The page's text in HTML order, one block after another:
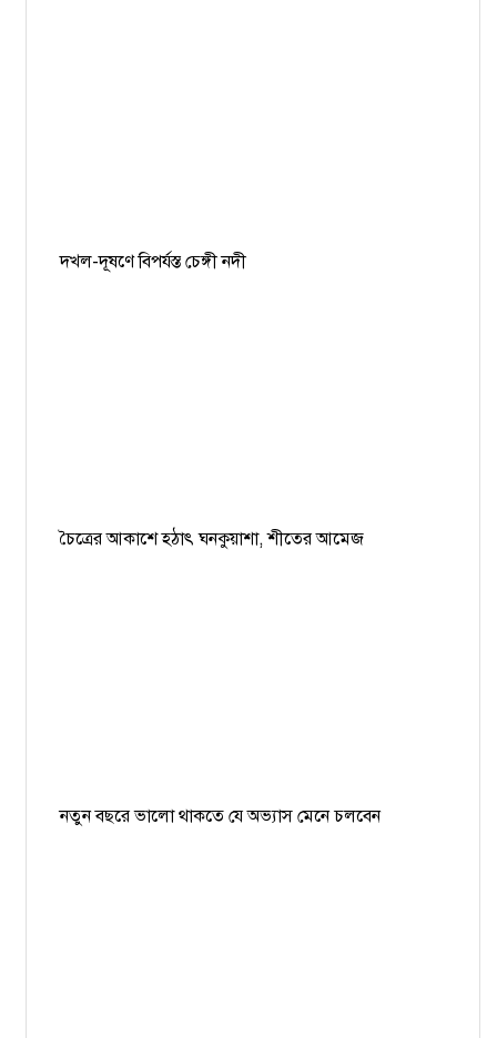
দখল-দূষণে বিপর্যস্ত চেঙ্গী নদী
চৈত্রের আকাশে হঠাৎ ঘনকুয়াশা, শীতের আমেজ
নতুন বছরে ভালো থাকতে যে অভ্যাস মেনে চলবেন